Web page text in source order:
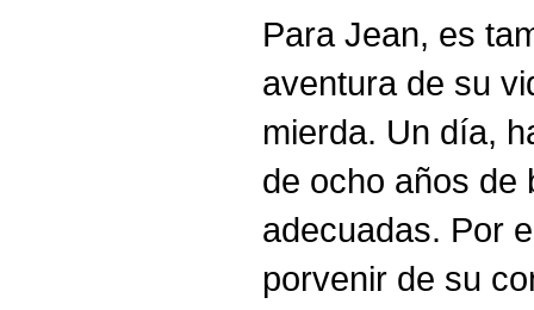
Para Jean, es
aventura de su
mierda. Un día,
de ocho años de
adecuadas. Por
porvenir de su